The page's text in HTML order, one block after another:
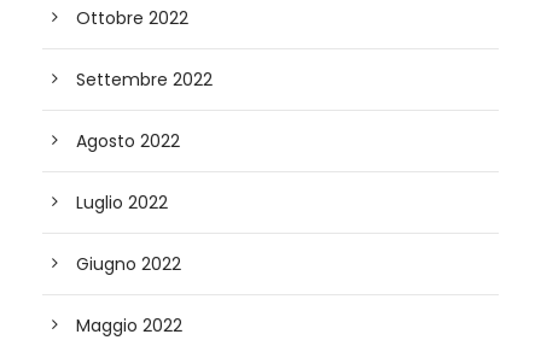
Ottobre 2022
Settembre 2022
Agosto 2022
Luglio 2022
Giugno 2022
Maggio 2022